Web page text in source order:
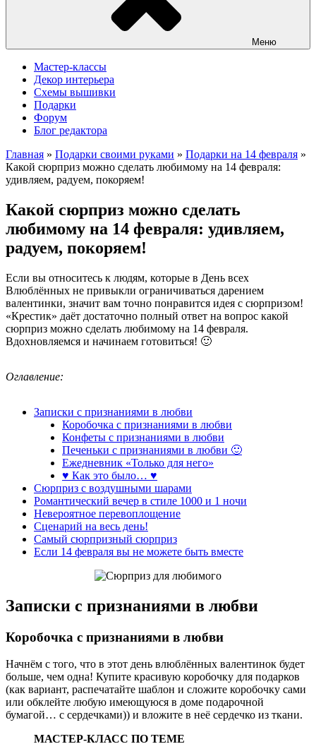
Меню
Мастер-классы
Декор интерьера
Схемы вышивки
Подарки
Форум
Блог редактора
Главная » Подарки своими руками » Подарки на 14 февраля »
Какой сюрприз можно сделать любимому на 14 февраля:
удивляем, радуем, покоряем!
Какой сюрприз можно сделать
любимому на 14 февраля: удивляем,
радуем, покоряем!
Если вы относитесь к людям, которые в День всех
Влюблённых не привыкли ограничиваться дарением
валентинки, значит вам точно понравится идея с сюрпризом!
«Крестик» даёт достаточно полный ответ на вопрос какой
сюрприз можно сделать любимому на 14 февраля.
Вдохновляемся и начинаем готовиться! 🙂
Оглавление:
Записки с признаниями в любви
Коробочка с признаниями в любви
Конфеты с признаниями в любви
Печеньки с признаниями в любви 🙂
Ежедневник «Только для него»
♥ Как это было… ♥
Сюрприз с воздушными шарами
Романтический вечер в стиле 1000 и 1 ночи
Невероятное перевоплощение
Сценарий на весь день!
Самый сюрпризный сюрприз
Если 14 февраля вы не можете быть вместе
Записки с признаниями в любви
Коробочка с признаниями в любви
Начнём с того, что в этот день влюблённых валентинок будет
больше, чем одна! Купите красивую коробочку для подарков
(как вариант, распечатайте шаблон и сложите коробочку сами
или обклейте любую имеющуюся в доме подарочной
бумагой… с сердечками)) и вложите в неё сердечко из ткани.
МАСТЕР-КЛАСС ПО ТЕМЕ